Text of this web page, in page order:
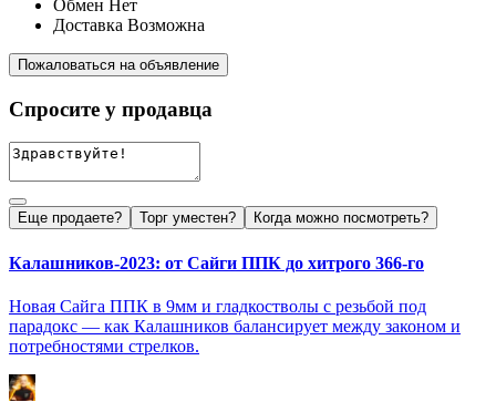
Обмен Нет
Доставка Возможна
Пожаловаться на объявление
Спросите у продавца
Еще продаете? Торг уместен? Когда можно посмотреть?
Калашников-2023: от Сайги ППК до хитрого 366-го
Новая Сайга ППК в 9мм и гладкостволы с резьбой под
парадокс — как Калашников балансирует между законом и
потребностями стрелков.